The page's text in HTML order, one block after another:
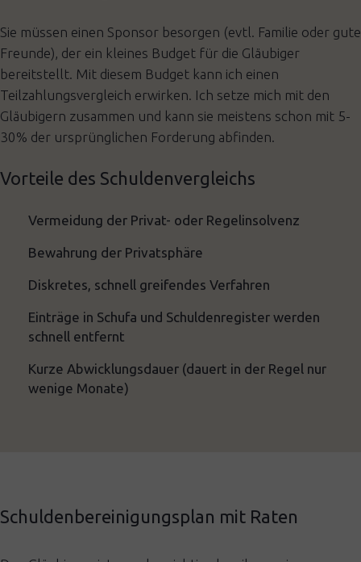
Sie müssen einen Sponsor besorgen (evtl. Familie oder gute
Freunde), der ein kleines Budget für die Gläubiger
bereitstellt. Mit diesem Budget kann ich einen
Teilzahlungsvergleich erwirken. Ich setze mich mit den
Gläubigern zusammen und kann sie meistens schon mit 5-
30% der ursprünglichen Forderung abfinden.
Vorteile des Schuldenvergleichs
Vermeidung der Privat- oder Regelinsolvenz
Bewahrung der Privatsphäre
Diskretes, schnell greifendes Verfahren
Einträge in Schufa und Schuldenregister werden
schnell entfernt
Kurze Abwicklungsdauer (dauert in der Regel nur
wenige Monate)
Schuldenbereinigungsplan mit Raten